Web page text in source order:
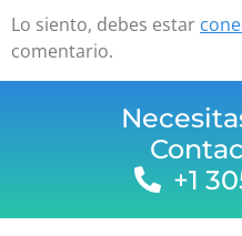
Lo siento, debes estar
comentario.
+1